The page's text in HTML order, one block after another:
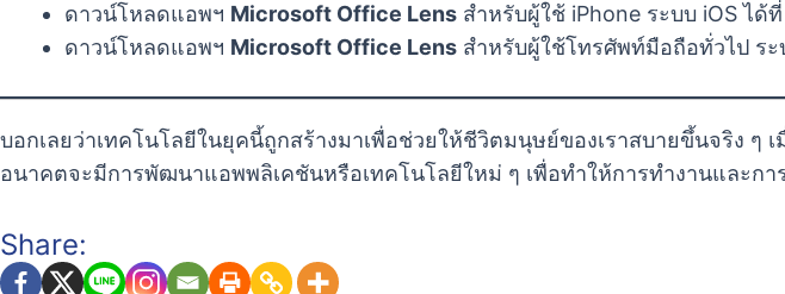
ดาวน์โหลดแอพฯ Microsoft Office Lens สำหรับผู้ใช้ iPhone ระบบ iOS ได้ที่
ดาวน์โหลดแอพฯ Microsoft Office Lens สำหรับผู้ใช้โทรศัพท์มือถือทั่วไป ร
บอกเลยว่าเทคโนโลยีในยุคนี้ถูกสร้างมาเพื่อช่วยให้ชีวิตมนุษย์ของเราสบายขึ้นจริง ๆ
อนาคตจะมีการพัฒนาแอพพลิเคชันหรือเทคโนโลยีใหม่ ๆ เพื่อทำให้การทำงานและกา
Share: